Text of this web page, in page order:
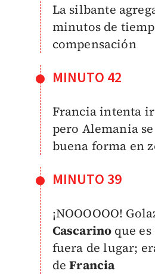
La silbante
minutos de
compensación
MINUTO 42
Francia intenta
pero Alemania
buena forma en
MINUTO 39
¡NOOOOOO!
Cascarino que
fuera de lugar;
deFrancia